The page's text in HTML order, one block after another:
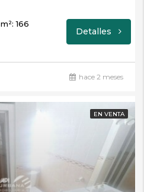
m²: 166
Detalles
hace 2 meses
EN VENTA